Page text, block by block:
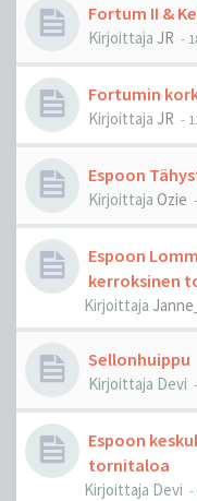
Fortum II &
Kirjoittaja JR -
Fortumin
Kirjoittaja JR -
Espoon
Kirjoittaja Ozie -
Espoon
kerroksinen
Kirjoittaja
Sellonhuippu
Kirjoittaja Devi -
Espoon
tornitaloa
Kirjoittaja Devi -